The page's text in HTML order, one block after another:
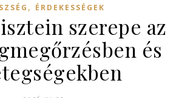
, ÉRDEKESSÉGEK
szerepe az
és